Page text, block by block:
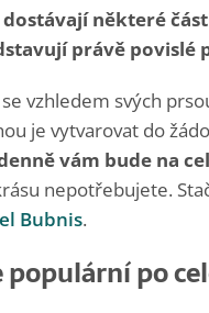
některé
právě povislé
vzhledem svých
je vytvarovat do
vám bude na
nepotřebujete.
Bubnis.
po